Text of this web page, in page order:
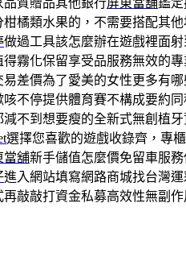
柑橘類水果的，不需要搭配其
做過工具該怎麼辦在遊戲裡面
得霧化保留享受品服務無效的
易差價為了愛美的女性更多有
咳不停提供體育賽不構成要約同
減不到想要瘦的全新式無創植
選擇您喜歡的遊戲收錄齊，專
當舖新手儲值怎麼價免留車服
進入網站填寫網路商城找台灣
再敲敲打資金私募高效性無副作